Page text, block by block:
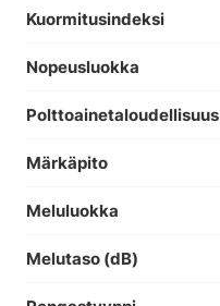
Kuormitusindeksi
Nopeusluokka
Polttoainetaloudellisuus
Märkäpito
Meluluokka
Melutaso (dB)